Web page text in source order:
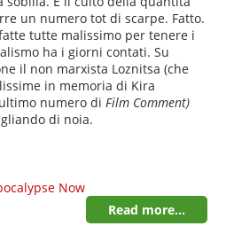
un numero tot di scarpe. Fatto.
tutte malissimo per tenere i
ha i giorni contati. Su
il non marxista Loznitsa (che
in memoria di Kira
numero di Film Comment)
di noia.
Now
Read more...